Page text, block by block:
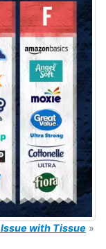
Issue with Tissue »